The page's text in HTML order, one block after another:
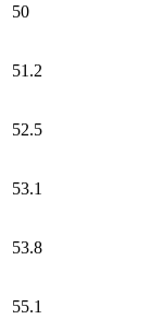
50
51.2
52.5
53.1
53.8
55.1